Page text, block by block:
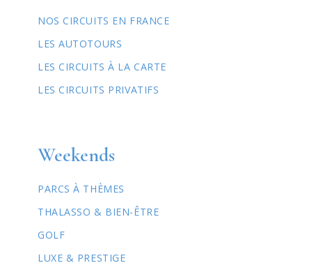
NOS CIRCUITS EN FRANCE
LES AUTOTOURS
LES CIRCUITS À LA CARTE
LES CIRCUITS PRIVATIFS
Weekends
PARCS À THÈMES
THALASSO & BIEN-ÊTRE
GOLF
LUXE & PRESTIGE